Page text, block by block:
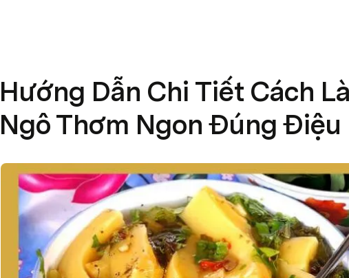
Hướng Dẫn Chi Tiết Cách
Ngô Thơm Ngon Đúng Điệu